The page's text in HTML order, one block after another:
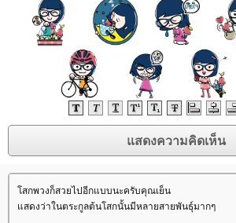
สกพวงก็สวยไปอีกแบบนะครับคุณเย็น
สดงว่าในตระกูลต้นโสกนั้นมีหลายสายพันธุ์มากๆ